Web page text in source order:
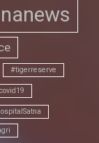
#tigerreserve
covid19